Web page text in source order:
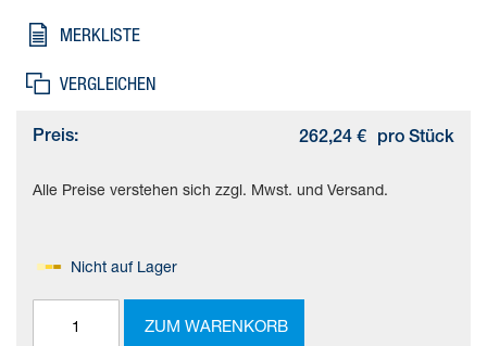
MERKLISTE
VERGLEICHEN
Preis: 262,24 € pro Stück
Alle Preise verstehen sich zzgl. Mwst. und Versand.
Nicht auf Lager
ZUM WARENKORB